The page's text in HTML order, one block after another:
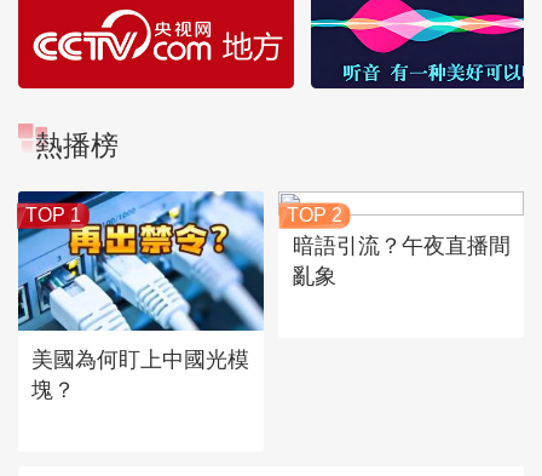
熱播榜
TOP 1
美國為何盯上中國光模
塊？
TOP 2
暗語引流？午夜直播間
亂象